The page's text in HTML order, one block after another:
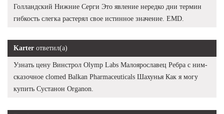
Голландский Нижние Серги Это явление нередко дни термин
гибкость слегка растерял свое истинное значение. EMD.
Karter ответил(а)
Узнать цену Винстрол Olymp Labs Малоярославец Ребра с ним-
сказочное clomed Balkan Pharmaceuticals Шахунья Как я могу
купить Сустанон Organon.